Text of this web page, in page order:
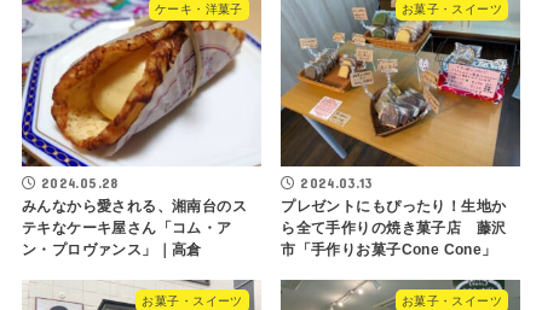
ケーキ・洋菓子
2024.05.28
みんなから愛される、湘南台のス
テキなケーキ屋さん「コム・ア
ン・プロヴァンス」｜高倉
お菓子・スイーツ
2024.03.13
プレゼントにもぴったり！生地か
ら全て手作りの焼き菓子店 藤沢
市「手作りお菓子Cone Cone」
お菓子・スイーツ お菓子・スイーツ